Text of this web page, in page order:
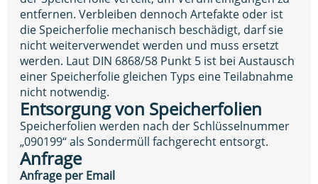
entfernen. Verbleiben dennoch Artefakte oder ist
die Speicherfolie mechanisch beschädigt, darf sie
nicht weiterverwendet werden und muss ersetzt
werden. Laut DIN 6868/58 Punkt 5 ist bei Austausch
einer Speicherfolie gleichen Typs eine Teilabnahme
nicht notwendig.
Entsorgung von Speicherfolien
Speicherfolien werden nach der Schlüsselnummer
„090199“ als Sondermüll fachgerecht entsorgt.
Anfrage
Anfrage per Email